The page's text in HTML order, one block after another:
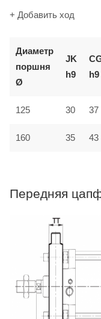
+ Добавить ход
Диаметр
поршня
Ø
JK
h9
h9
125 30 37
160 35 43
Передняя